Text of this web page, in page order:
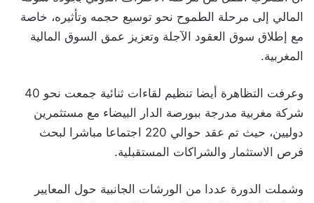
المالي إلى مرحلة الطموح نحو توسيع حجمه وتأثيره، خاصة
مع إطلاق سوق العقود الآجلة وتعزيز عمق السوق المالية
المغربية.
وعرفت التظاهرة أيضا تنظيم لقاءات ثنائية جمعت نحو 40
شركة مغربية مدرجة ببورصة الدار البيضاء مع مستثمرين
دوليين، حيث تم عقد حوالي 220 اجتماعا مباشرا لبحث
فرص الاستثمار والشراكات المستقبلية.
وشملت الدورة عددا من الورشات الجانبية حول المعايير